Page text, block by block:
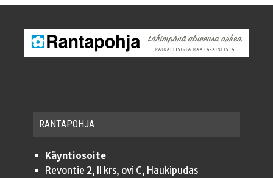
RAN­TA­POH­JA
Käyntiosoite
Revontie 2, II krs, ovi C, Haukipudas